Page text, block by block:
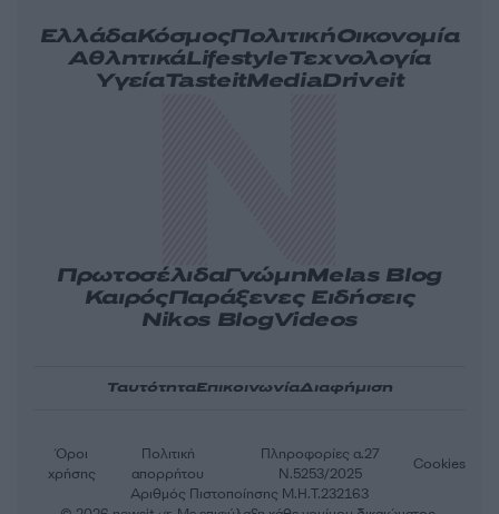
ΕλλάδαΚόσμοςΠολιτικήΟικονομία
ΑθλητικάLifestyleΤεχνολογία
ΥγείαTasteitMediaDriveit
ΠρωτοσέλιδαΓνώμηMelas Blog
ΚαιρόςΠαράξενες Ειδήσεις
Nikos BlogVideos
ΤαυτότηταΕπικοινωνίαΔιαφήμιση
Αριθμός Πιστοποίησης Μ.Η.Τ.232163
Όροι
χρήσης
Πολιτική
απορρήτου
Πληροφορίες α.27
Ν.5253/2025
Cookies